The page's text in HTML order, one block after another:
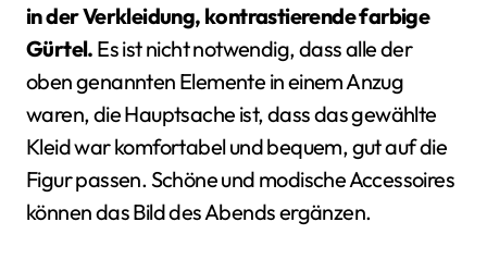
in der Verkleidung, kontrastierende farbige
Gürtel. Es ist nicht notwendig, dass alle der
oben genannten Elemente in einem Anzug
waren, die Hauptsache ist, dass das gewählte
Kleid war komfortabel und bequem, gut auf die
Figur passen. Schöne und modische Accessoires
können das Bild des Abends ergänzen.